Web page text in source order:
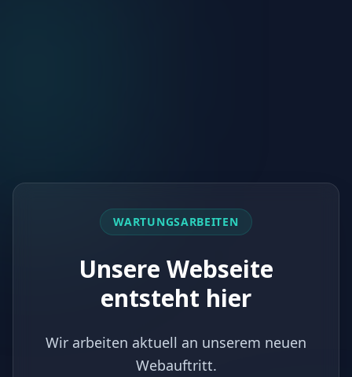
WARTUNGSARBEITEN
Unsere Webseite
entsteht hier
Wir arbeiten aktuell an unserem neuen
Webauftritt.